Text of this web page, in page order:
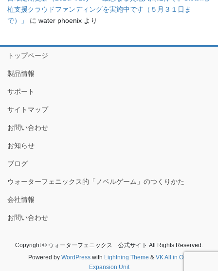
植支援クラウドファンディングを実施中です（５月３１日ま
で）」
に water phoenix より
トップページ
製品情報
サポート
サイトマップ
お問い合わせ
お知らせ
ブログ
ウォーターフェニックス的「ノベルゲーム」のつくりかた
会社情報
お問い合わせ
Copyright © ウォーターフェニックス 公式サイト All Rights Reserved.
Powered by WordPresswith Lightning Theme & VK All in One
Expansion Unit